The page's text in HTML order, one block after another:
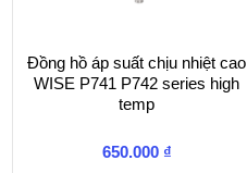
Đồng hồ áp suất chịu nhiệt cao
WISE P741 P742 series high
temp
650.000 ₫